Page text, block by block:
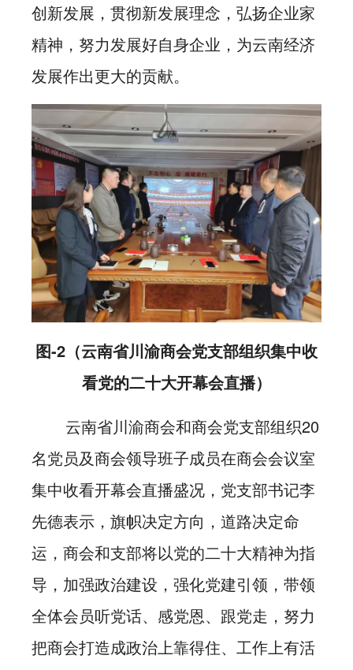
创新发展，贯彻新发展理念，弘扬企业家
精神，努力发展好自身企业，为云南经济
发展作出更大的贡献。
图-2（云南省川渝商会党支部组织集中收
看党的二十大开幕会直播）
云南省川渝商会和商会党支部组织20
名党员及商会领导班子成员在商会会议室
集中收看开幕会直播盛况，党支部书记李
先德表示，旗帜决定方向，道路决定命
运，商会和支部将以党的二十大精神为指
导，加强政治建设，强化党建引领，带领
全体会员听党话、感党恩、跟党走，努力
把商会打造成政治上靠得住、工作上有活